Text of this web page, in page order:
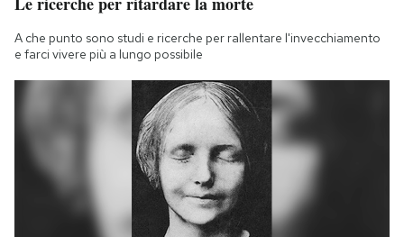
A che punto sono studi e ricerche per rallentare l'invecchiamento
e farci vivere più a lungo possibile